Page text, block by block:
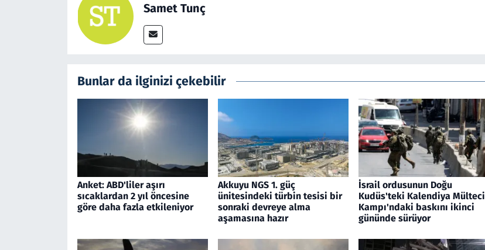
Samet Tunç
Bunlar da ilginizi çekebilir
Anket: ABD'liler aşırı
sıcaklardan 2 yıl öncesine
göre daha fazla etkileniyor
Akkuyu NGS 1. güç
ünitesindeki türbin tesisi bir
sonraki devreye alma
aşamasına hazır
İsrail ordusunun Doğu
Kudüs'teki Kalendiya Mülteci
Kampı'ndaki baskını ikinci
gününde sürüyor